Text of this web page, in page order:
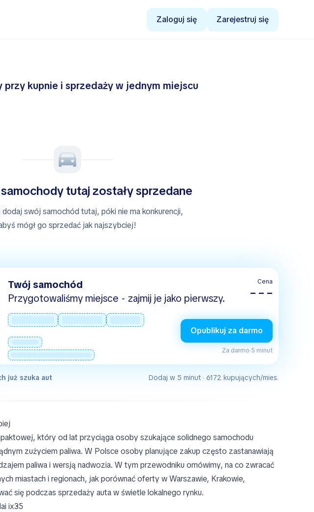
Zaloguj się Zarejestruj się
przy kupnie i sprzedaży w jednym miejscu
tutaj zostały sprzedane
swój samochód tutaj, póki nie ma konkurencji,
mógł go sprzedać jak najszybciej!
Twój samochód
Przygotowaliśmy miejsce - zajmij je jako pierwszy.
Cena
– – –
Opublikuj za darmo
Za darmo·5 minut
już szuka aut Dodaj w 5 minut · 6172 kupujących/mies.
który od lat przyciąga osoby szukające solidnego samochodu
zużyciem paliwa. W Polsce osoby planujące zakup często zastanawiają
paliwa i wersją nadwozia. W tym przewodniku omówimy, na co zwracać
miastach i regionach, jak porównać oferty w Warszawie, Krakowie,
się podczas sprzedaży auta w świetle lokalnego rynku.
ix35